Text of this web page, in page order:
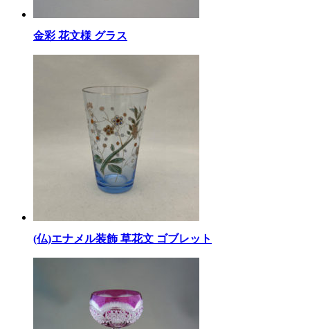
金彩 花文様 グラス
(仏)エナメル装飾 草花文 ゴブレット